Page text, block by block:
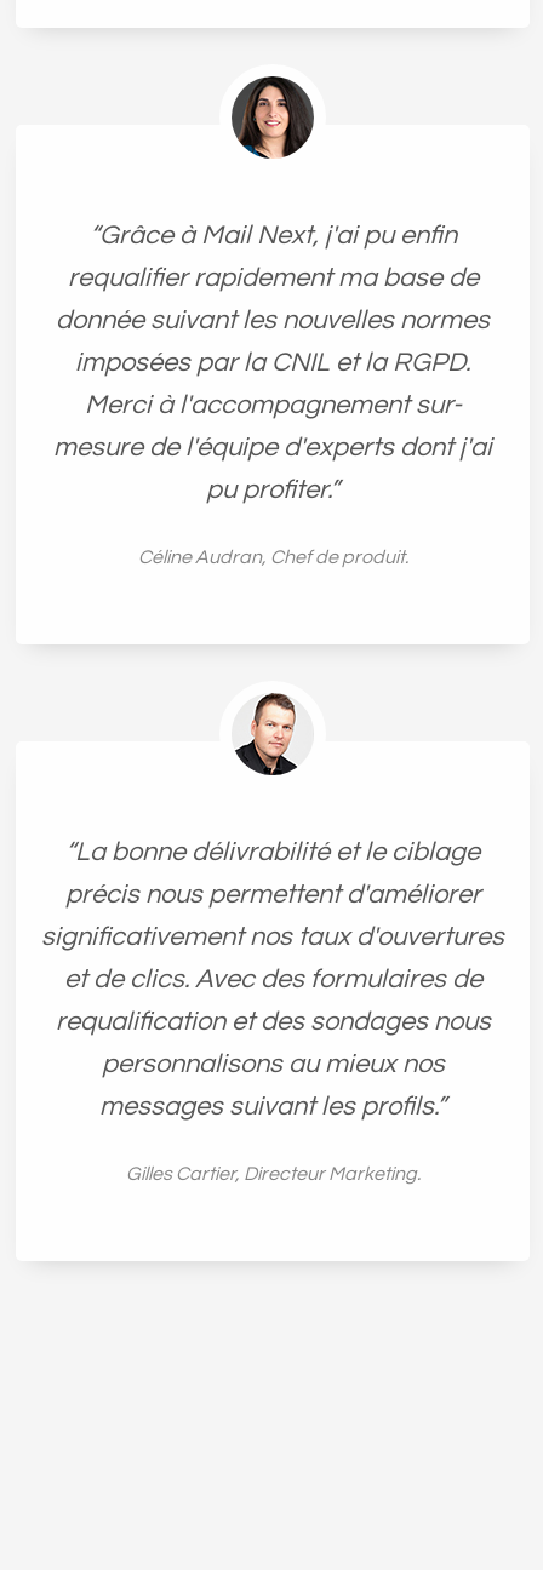
“Grâce à Mail Next, j'ai pu enfin
requalifier rapidement ma base de
donnée suivant les nouvelles normes
imposées par la CNIL et la RGPD.
Merci à l'accompagnement sur-
mesure de l'équipe d'experts dont j'ai
pu profiter.”
Céline Audran, Chef de produit.
“La bonne délivrabilité et le ciblage
précis nous permettent d'améliorer
significativement nos taux d'ouvertures
et de clics. Avec des formulaires de
requalification et des sondages nous
personnalisons au mieux nos
messages suivant les profils.”
Gilles Cartier, Directeur Marketing.